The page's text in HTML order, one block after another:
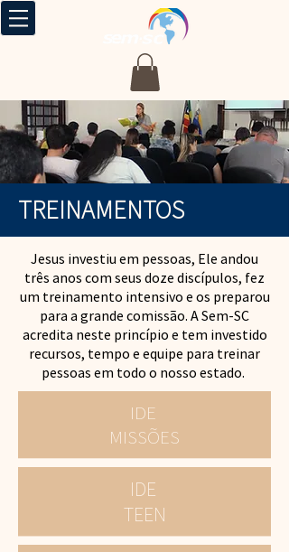
TREINAMENTOS
Jesus investiu em pessoas, Ele andou
três anos com seus doze discípulos, fez
um treinamento intensivo e os preparou
para a grande comissão. A Sem-SC
acredita neste princípio e tem investido
recursos, tempo e equipe para treinar
pessoas em todo o nosso estado.
IDE
MISSÕES
IDE
TEEN